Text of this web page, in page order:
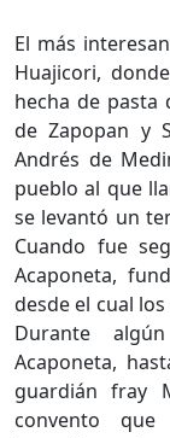
El más
Huajicori,
hecha de pasta
de Zapopan y
Andrés de
pueblo al que
se levantó un
Cuando fue
Acaponeta,
desde el cual
Durante
Acaponeta,
guardián fray
convento